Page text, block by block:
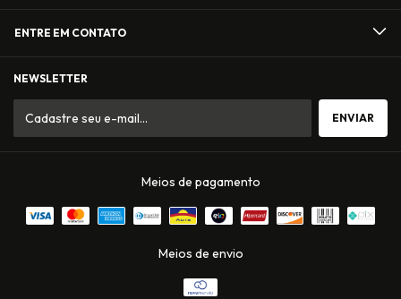
ENTRE EM CONTATO
NEWSLETTER
Meios de pagamento
Meios de envio